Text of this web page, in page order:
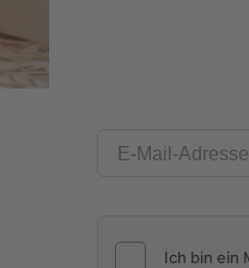
E-Mail-Adresse